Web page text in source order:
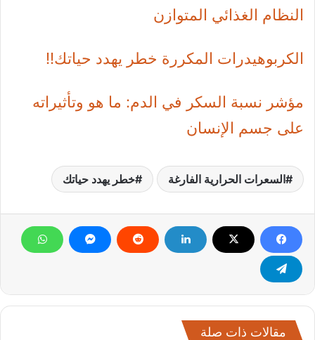
النظام الغذائي المتوازن
الكربوهيدرات المكررة خطر يهدد حياتك!!
مؤشر نسبة السكر في الدم: ما هو وتأثيراته
على جسم الإنسان
السعرات الحرارية الفارغة خطر يهدد حياتك
مقالات ذات صلة